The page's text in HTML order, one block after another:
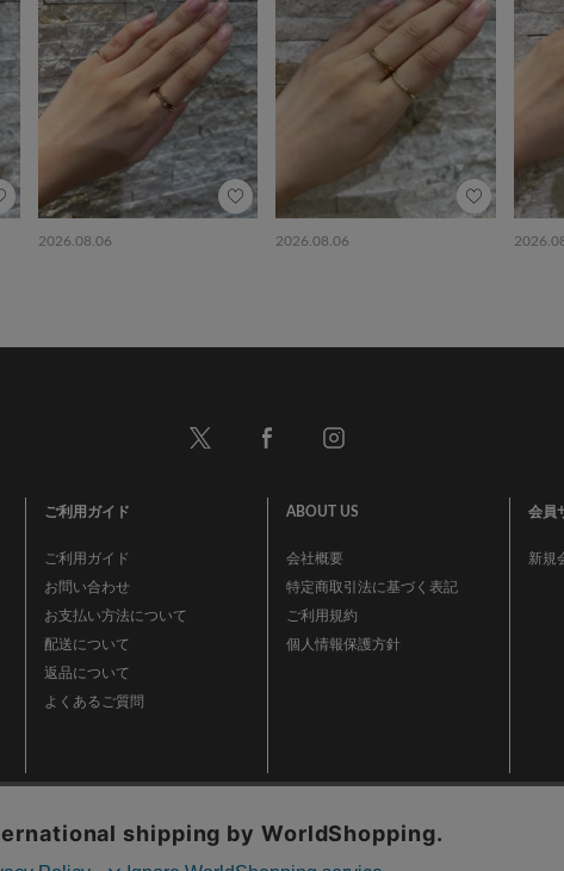
2026.08.06 2026.08.06
ご利用ガイド
ご利用ガイド
お問い合わせ
お支払い方法について
配送について
返品について
よくあるご質問
ABOUT US
会社概要
特定商取引法に基づく表記
ご利用規約
個人情報保護方針
会員
新規